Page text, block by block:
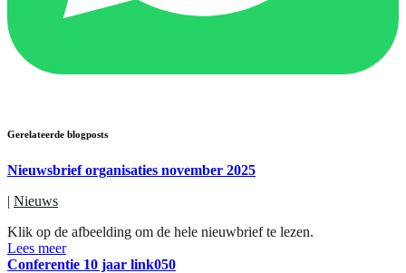
Gerelateerde blogposts
Nieuwsbrief organisaties november 2025
| Nieuws
Klik op de afbeelding om de hele nieuwbrief te lezen.
Lees meer
Conferentie 10 jaar link050